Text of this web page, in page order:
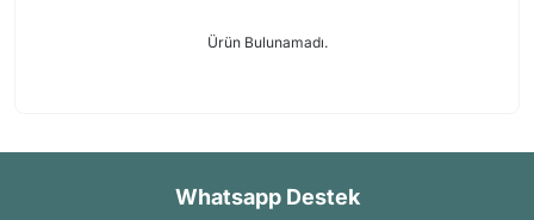
Ürün Bulunamadı.
Whatsapp Destek